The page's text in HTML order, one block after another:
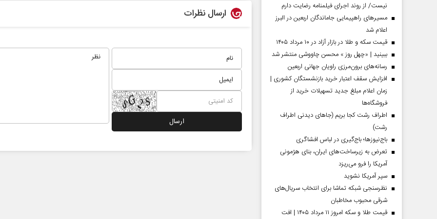
ارسال نظرات
نیست/ از روند اجرای فیلمنامه رضایت دارم
مسیر‌های راهپیمایی جاماندگان اربعین در البرز
اعلام شد
قیمت سکه و طلا در بازار آزاد در ۱۰ مرداد ۱۴۰۵
ببینید | «چهل روز » محسن چاووشی منتشر شد
رسانه‌های برون‌مرزی راویان جهانی اربعین
افزایش سقف اعتبار خرید بازنشستگان کشوری |
زمان اعلام مبلغ جدید تسهیلات خرید از
فروشگاه‌ها
اطراف رشت کجا بریم (جاهای دیدنی اطراف
رشت)
باج‌نیوزها؛ باج‌گیری در لباس افشاگری
تعرض به زیرساخت‌های ایران، بنای هژمونی
آمریکا را فرو می‌ریزد
سپر آمریکا نشوید
نظرسنجی شبکه تماشا برای انتخاب سریال‌های
شرقی محبوب مخاطبان
قیمت طلا و سکه امروز ۱۱ مرداد ۱۴۰۵ | افت
صفحات نخست روزنامه ها‌ی‌سه‌شنبه ۶ مردادماه